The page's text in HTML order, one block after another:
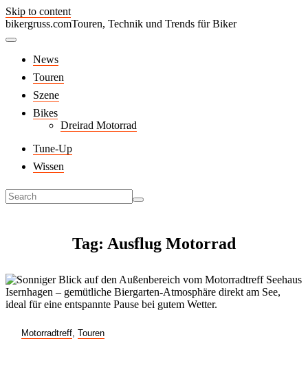
Skip to content
bikergruss.comTouren, Technik und Trends für Biker
News
Touren
Szene
Bikes
Dreirad Motorrad
Tune-Up
Wissen
Tag: Ausflug Motorrad
Motorradtreff Touren